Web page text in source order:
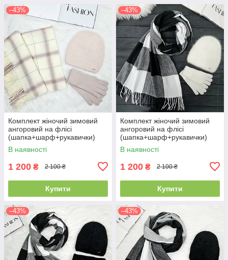
–43%
Комплект жіночий зимовий
ангоровий на флісі
(шапка+шарф+рукавички)
ODYSSEY 55-58 см
різнокольоровий 12824 -
В наявності
1 200 ₴ 2 100 ₴
Купити
–43%
Комплект жіночий зимовий
ангоровий на флісі
(шапка+шарф+рукавички)
ODYSSEY 55-58 см
різнокольоровий 12814 - 1119
В наявності
1 200 ₴ 2 100 ₴
Купити
–43% –43%